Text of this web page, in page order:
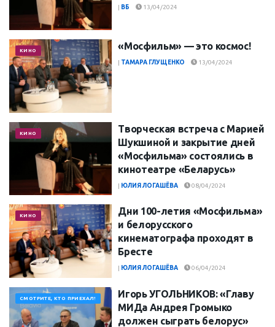
| ВБ 13/04/2024
КИНО «Мосфильм» — это космос!
| ТАМАРА ГЛУЩЕНКО 13/04/2024
КИНО
Творческая встреча с Марией
Шукшиной и закрытие дней
«Мосфильма» состоялись в
кинотеатре «Беларусь»
| ЮЛИЯ ЛОГАШЁВА 08/04/2024
КИНО
Дни 100-летия «Мосфильма»
и белорусского
кинематографа проходят в
Бресте
| ЮЛИЯ ЛОГАШЁВА 06/04/2024
СМОТРИТЕ, КТО ПРИЕХАЛ!
Игорь УГОЛЬНИКОВ: «Главу
МИДа Андрея Громыко
должен сыграть белорус»